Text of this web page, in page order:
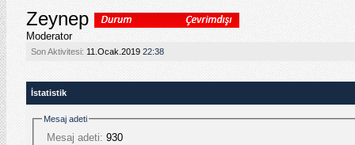
Zeynep
Moderator
Son Aktivitesi: 11.Ocak.2019 22:38
İstatistik
Mesaj adeti
Mesaj adeti: 930